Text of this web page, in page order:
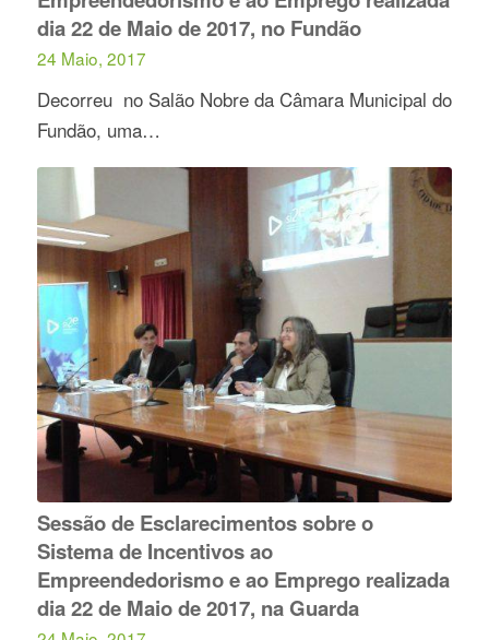
dia 22 de Maio de 2017, no Fundão
24 Maio, 2017
Decorreu no Salão Nobre da Câmara Municipal do
Fundão, uma…
Sessão de Esclarecimentos sobre o
Sistema de Incentivos ao
Empreendedorismo e ao Emprego realizada
dia 22 de Maio de 2017, na Guarda